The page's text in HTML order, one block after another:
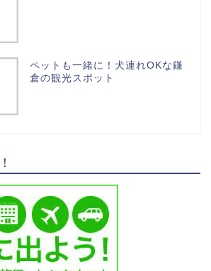
ペットも一緒に！犬連れOKな鎌
倉の観光スポット